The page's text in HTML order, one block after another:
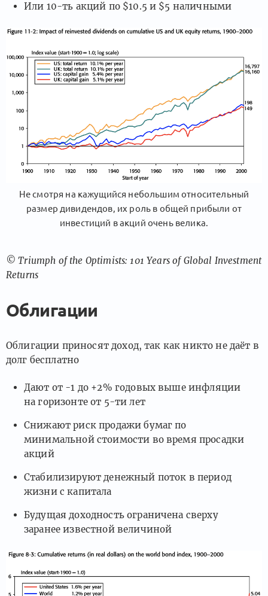
Или 10-ть акций по $10.5 и $5 наличными
Не смотря на кажущийся небольшим относительный
размер дивидендов, их роль в общей прибыли от
инвестиций в акций очень велика.
© Triumph of the Optimists: 101 Years of Global Investment
Returns
Облигации
Облигации приносят доход, так как никто не даёт в
долг бесплатно
Дают от -1 до +2% годовых выше инфляции
на горизонте от 5-ти лет
Снижают риск продажи бумаг по
минимальной стоимости во время просадки
акций
Стабилизируют денежный поток в период
жизни с капитала
Будущая доходность ограничена сверху
заранее известной величиной